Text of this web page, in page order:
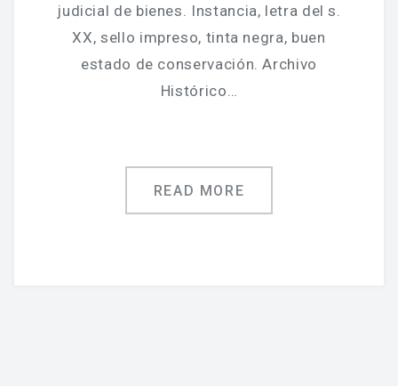
judicial de bienes. Instancia, letra del s.
XX, sello impreso, tinta negra, buen
estado de conservación. Archivo
Histórico…
READ MORE